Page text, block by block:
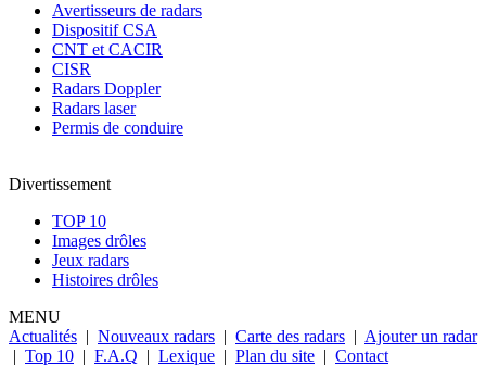
Avertisseurs de radars
Dispositif CSA
CNT et CACIR
CISR
Radars Doppler
Radars laser
Permis de conduire
Divertissement
TOP 10
Images drôles
Jeux radars
Histoires drôles
MENU
Actualités | Nouveaux radars | Carte des radars | Ajouter un radar
| Top 10 | F.A.Q | Lexique | Plan du site | Contact